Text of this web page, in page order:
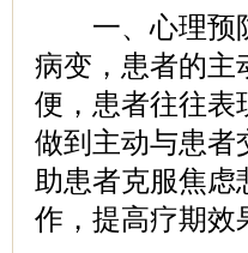
一、心理预防
病变，患者的主
便，患者往往表
做到主动与患者
助患者克服焦
作，提高疗期效